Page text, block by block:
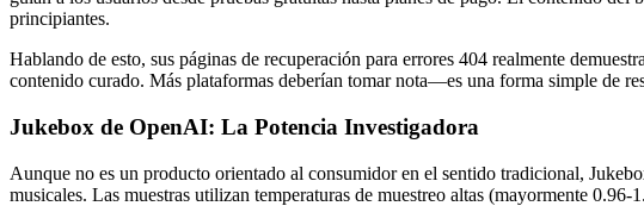
principiantes.
Hablando de esto, sus páginas de recuperación para errores 404 realmente
contenido curado. Más plataformas deberían tomar nota—es una forma simple de
Jukebox de OpenAI: La Potencia Investigadora
Aunque no es un producto orientado al consumidor en el sentido tradicional,
musicales. Las muestras utilizan temperaturas de muestreo altas (mayormente